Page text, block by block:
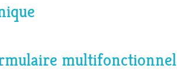
multifonctionnel